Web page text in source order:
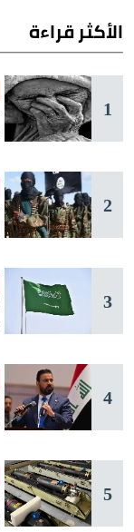
الأكثر قراءة
1
2
3
4
5